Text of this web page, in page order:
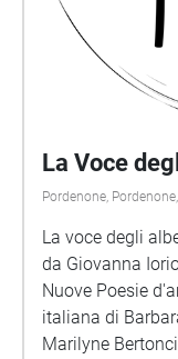
La Voce
Pordenone,
La voce degli
da Giovanna
Nuove Poesie
italiana di
Marilyne